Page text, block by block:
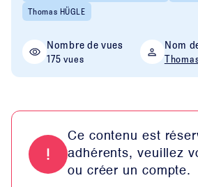
Thomas HÜGLE
Nombre de vues
175 vues
Nom
Ce contenu est
adhérents, veuillez
ou créer un compte.